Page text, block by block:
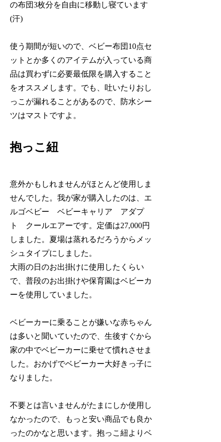
の布団3枚分を自由に移動し寝ています
(汗)
使う期間が短いので、ベビー布団10点セ
ットとか多くのアイテムが入っている商
品は買わずに必要最低限を購入すること
をオススメします。でも、吐いたりおし
っこが漏れることがあるので、防水シー
ツはマストですよ。
抱っこ紐
意外かもしれませんがほとんど使用しま
せんでした。我が家が購入したのは、エ
ルゴベビー ベビーキャリア アダプ
ト クールエアーです。定価は27,000円
しました。夏場は蒸れるだろうからメッ
シュタイプにしました。
大雨の日のお出掛けに使用したくらい
で、普段のお出掛けや保育園はベビーカ
ーを使用していました。
ベビーカーに乗ることが嫌いな赤ちゃん
は多いと聞いていたので、生後すぐから
家の中でベビーカーに乗せて慣れさせま
した。おかげでベビーカー大好きっ子に
なりました。
不要とは言いませんがたまにしか使用し
なかったので、もっと安い商品でも良か
ったのかなと思います。抱っこ紐よりベ